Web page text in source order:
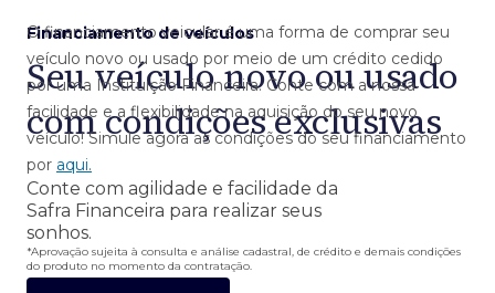
Financiamento de veículos
Seu veículo novo ou usado
com condições exclusivas
Conte com agilidade e facilidade da
Safra Financeira para realizar seus
sonhos.
O financiamento veicular é uma forma de comprar seu
veículo novo ou usado por meio de um crédito cedido
por uma Instituição Financeira. Conte com a nossa
facilidade e a flexibilidade na aquisição do seu novo
veículo! Simule agora as condições do seu financiamento
por aqui.
*Aprovação sujeita à consulta e análise cadastral, de crédito e demais condições
do produto no momento da contratação.